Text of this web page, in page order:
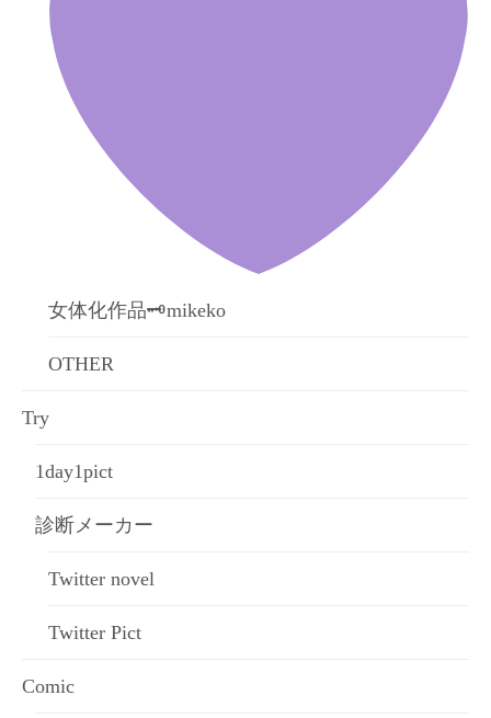
女体化作品🗝mikeko
OTHER
Try
1day1pict
診断メーカー
Twitter novel
Twitter Pict
Comic